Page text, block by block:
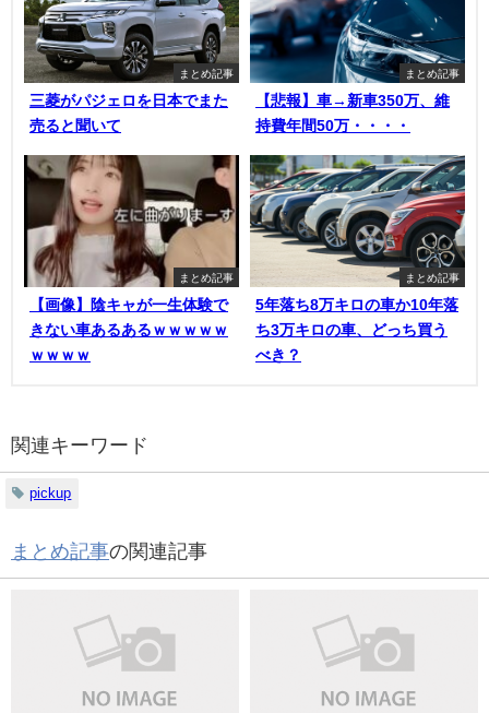
まとめ記事
三菱がパジェロを日本でまた
売ると聞いて
まとめ記事
【悲報】車→新車350万、維
持費年間50万・・・・
まとめ記事
【画像】陰キャが一生体験で
きない車あるあるｗｗｗｗｗ
ｗｗｗｗ
まとめ記事
5年落ち8万キロの車か10年落
ち3万キロの車、どっち買う
べき？
関連キーワード
pickup
まとめ記事の関連記事